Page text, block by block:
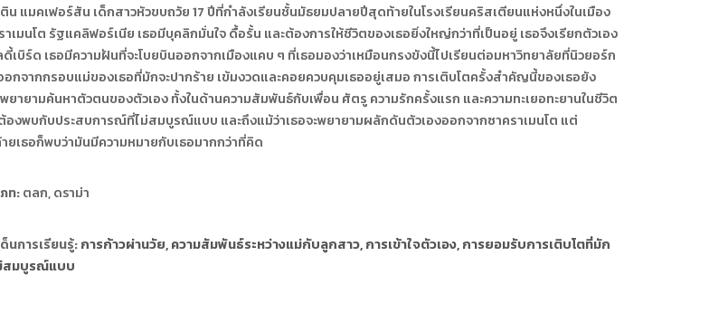
น แมคเฟอร์สัน เด็กสาวหัวขบถวัย 17 ปีที่กำลังเรียนชั้นมัธยมปลายปีสุดท้ายในโรงเรียนคริสเตียนแห่งหนึ่งในเมือง
าเมนโต รัฐแคลิฟอร์เนีย เธอมีบุคลิกมั่นใจ ดื้อรั้น และต้องการให้ชีวิตของเธอยิ่งใหญ่กว่าที่เป็นอยู่ เธอจึงเรียกตัวเอง
ดี้เบิร์ด เธอมีความฝันที่จะโบยบินออกจากเมืองแคบ ๆ ที่เธอมองว่าเหมือนกรงขังนี้ไปเรียนต่อมหาวิทยาลัยที่นิวยอร์ก
อกจากกรอบแม่ของเธอที่มักจะปากร้าย เข้มงวดและคอยควบคุมเธออยู่เสมอ การเติบโตครั้งสำคัญนี้ของเธอยัง
ยายามค้นหาตัวตนของตัวเอง ทั้งในด้านความสัมพันธ์กับเพื่อน ศัตรู ความรักครั้งแรก และความทะเยอทะยานในชีวิต
องพบกับประสบการณ์ที่ไม่สมบูรณ์แบบ และถึงแม้ว่าเธอจะพยายามผลักดันตัวเองออกจากซาคราเมนโต แต่
ยเธอก็พบว่ามันมีความหมายกับเธอมากกว่าที่คิด
ท:ตลก, ดราม่า
ด็นการเรียนรู้:การก้าวผ่านวัย, ความสัมพันธ์ระหว่างแม่กับลูกสาว, การเข้าใจตัวเอง, การยอมรับการเติบโตที่มัก
สมบูรณ์แบบ